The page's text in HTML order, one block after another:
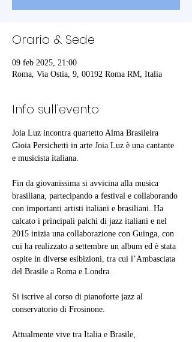
Orario & Sede
09 feb 2025, 21:00
Roma, Via Ostia, 9, 00192 Roma RM, Italia
Info sull'evento
Joia Luz incontra quartetto Alma Brasileira
Gioia Persichetti in arte Joia Luz è una cantante
e musicista italiana.
Fin da giovanissima si avvicina alla musica
brasiliana, partecipando a festival e collaborando
con importanti artisti italiani e brasiliani. Ha
calcato i principali palchi di jazz italiani e nel
2015 inizia una collaborazione con Guinga, con
cui ha realizzato a settembre un album ed è stata
ospite in diverse esibizioni, tra cui l’Ambasciata
del Brasile a Roma e Londra.
Si iscrive al corso di pianoforte jazz al
conservatorio di Frosinone.
Attualmente vive tra Italia e Brasile,